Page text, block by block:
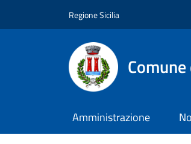
Regione Sicilia
Amministrazione